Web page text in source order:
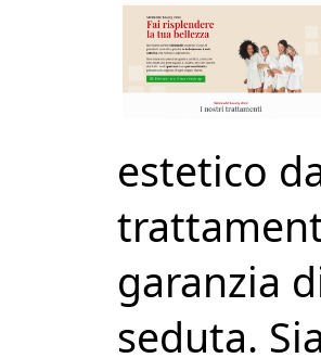
estetico
garanzia
seduta.